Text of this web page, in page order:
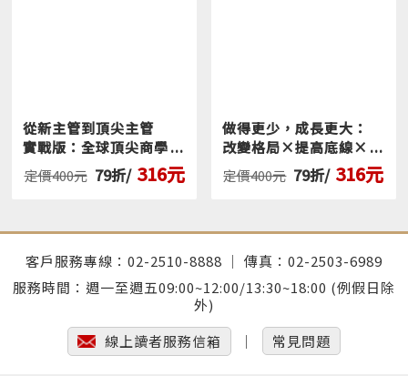
「集中投資」，你必須創業，或者加入有爆發潛力的
容、程式碼）把你的時間和收入脫鉤，能夠不必親力
＿▂▃▄▅▆第5階： 1,000萬～1億美元
你可以不費力買下夢想中的房子，實現「住宅自
由」。通常到達這一階的人，都是透過出售企業或擁
有大量股權。
進階策略：重點是「保護財富」，不是「賺更多」。
從新主管到頂尖主管
實戰版：全球頂尖商學
院必讀轉職聖經，九十
天完美因應轉職、升
定價400元 79折/ 316元
做得更少，成長更大：
改變格局×提高底線×
迅速聚焦，打造三年超
過十倍的成長奇蹟
定價400元 79折/ 316元
客戶服務專線：02-2510-8888 │ 傳真：02-2503-6989
服務時間：週一至週五09:00~12:00/13:30~18:00 (例假日除
外)
線上讀者服務信箱
│ 常見問題